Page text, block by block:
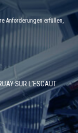
Anforderungen erfüllen,
SUR L'ESCAUT